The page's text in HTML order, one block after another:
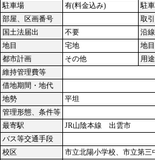
駐車場
有(料金込み)
駐
部屋、区画番号
取
国土法届出
不要
沿
地目
宅地
地
都市計画
その他
用
維持管理費等
借地期間・地代
地勢
平坦
管理形態、条件等
最寄駅
JR山陰本線 出雲市
バス等交通手段
校区
市立北陽小学校、市立第三